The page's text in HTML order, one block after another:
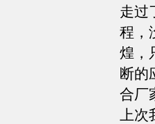
走过
程，
煌，
断的
合厂
上次